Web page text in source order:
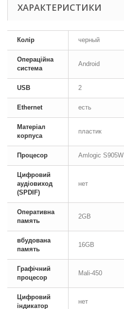
ХАРАКТЕРИСТИКИ
Колір черный
Операційна
система
Android
USB 2
Ethernet есть
Матеріал
корпуса
пластик
Процесор Amlogic S905W
Цифровий
аудіовиход
(SPDIF)
нет
Оперативна
память
2GB
вбудована
память
16GB
Графічний
процесор
Mali-450
Цифровий
індикатор
нет